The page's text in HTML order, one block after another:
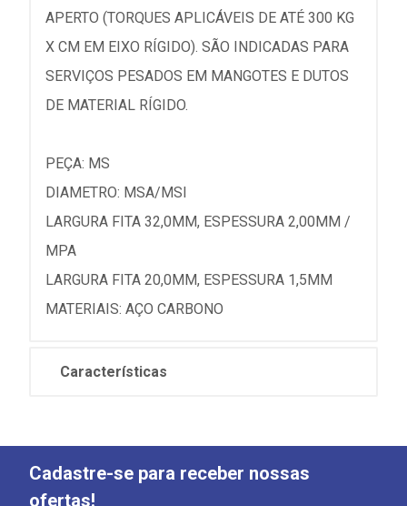
APERTO (TORQUES APLICÁVEIS DE ATÉ 300 KG
X CM EM EIXO RÍGIDO). SÃO INDICADAS PARA
SERVIÇOS PESADOS EM MANGOTES E DUTOS
DE MATERIAL RÍGIDO.
PEÇA: MS
DIAMETRO: MSA/MSI
LARGURA FITA 32,0MM, ESPESSURA 2,00MM /
MPA
LARGURA FITA 20,0MM, ESPESSURA 1,5MM
MATERIAIS: AÇO CARBONO
Características
Cadastre-se para receber nossas
ofertas!